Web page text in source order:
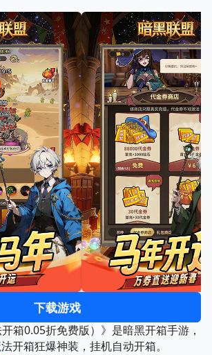
下载游戏
开箱0.05折免费版）》是暗黑开箱手游，
开箱狂爆神装，挂机自动开箱。